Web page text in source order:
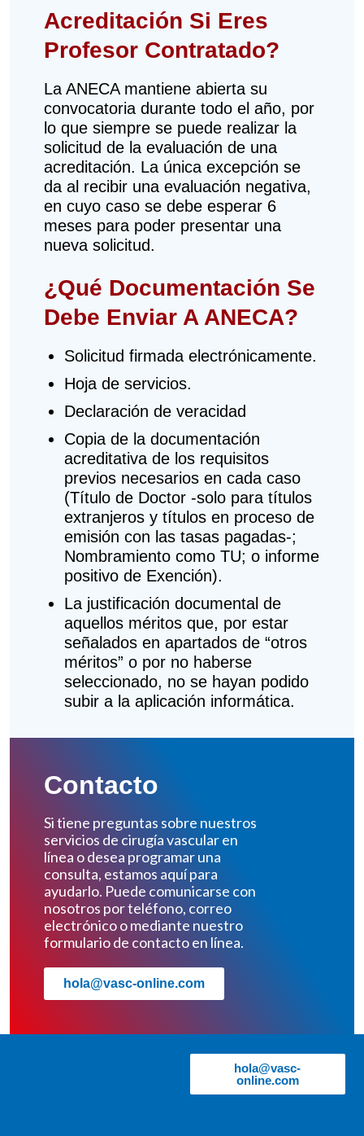
Acreditación Si Eres
Profesor Contratado?
La ANECA mantiene abierta su
convocatoria durante todo el año, por
lo que siempre se puede realizar la
solicitud de la evaluación de una
acreditación. La única excepción se
da al recibir una evaluación negativa,
en cuyo caso se debe esperar 6
meses para poder presentar una
nueva solicitud.
¿Qué Documentación Se
Debe Enviar A ANECA?
Solicitud firmada electrónicamente.
Hoja de servicios.
Declaración de veracidad
Copia de la documentación
acreditativa de los requisitos
previos necesarios en cada caso
(Título de Doctor -solo para títulos
extranjeros y títulos en proceso de
emisión con las tasas pagadas-;
Nombramiento como TU; o informe
positivo de Exención).
La justificación documental de
aquellos méritos que, por estar
señalados en apartados de “otros
méritos” o por no haberse
seleccionado, no se hayan podido
subir a la aplicación informática.
Contacto
Si tiene preguntas sobre nuestros
servicios de cirugía vascular en
línea o desea programar una
consulta, estamos aquí para
ayudarlo. Puede comunicarse con
nosotros por teléfono, correo
electrónico o mediante nuestro
formulario de contacto en línea.
hola@vasc-online.com
hola@vasc-
online.com